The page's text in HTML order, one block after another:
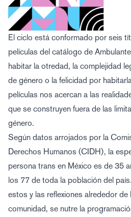
El ciclo está conformado por seis
películas del catálogo de
habitar la otredad, la complejidad
de género o la felicidad por
películas nos acercan a las
que se construyen fuera de las
género.
Según datos arrojados por la
Derechos Humanos (CIDH), la
persona trans en México es de 35
los 77 de toda la población del
estos y las reflexiones alrededor
comunidad, se nutre la